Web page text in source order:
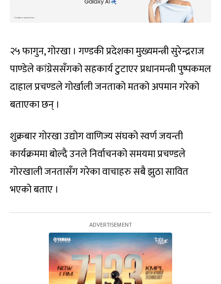
२५ फागुन, गोरखा । गण्डकी प्रदेशका मुख्यमन्त्री सुरेन्द्रराज
पाण्डेले कांग्रेससँगको सहकार्य टुटाएर प्रधानमन्त्री पुष्पकमल
दाहाल प्रचण्डले गोर्खाली जनताको मतको अपमान गरेको
बताएका छन् ।
शुक्रबार गोरखा उद्योग वाणिज्य संघको स्वर्ण जयन्ती
कार्यक्रममा बोल्दै उनले निर्वाचनको समयमा प्रचण्डले
गोरखाली जनतासँग गरेका वाचाहरु सबै झुठा सावित
भएको बताए ।